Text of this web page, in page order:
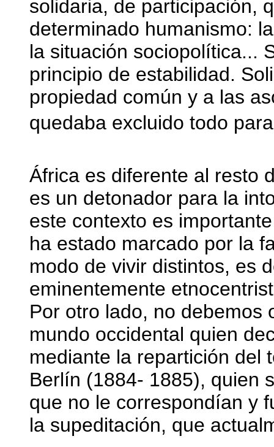
solidaria, de participación,
determinado humanismo:
la situación sociopolítica...
principio de estabilidad.
propiedad común y a las
quedaba excluido todo
África es diferente al resto
es un detonador para la
este contexto es
ha estado marcado por la
modo de vivir distintos, es
eminentemente
Por otro lado, no debemos
mundo occidental quien
mediante la repartición del
Berlín (1884- 1885), quien
que no le correspondían y
la supeditación, que